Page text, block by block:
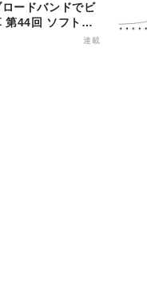
ードバンドでビ
第44回 ソフトバ
」のプレ商用連載